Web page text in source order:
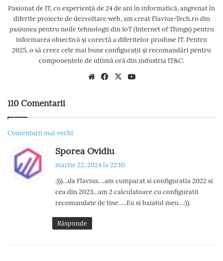
Pasionat de IT, cu experiență de 24 de ani în informatică, angrenat în
diferite proiecte de dezvoltare web, am creat Flavius-Tech.ro din
pasiunea pentru noile tehnologii din IoT (Internet of Things) pentru
informarea obiectivă și corectă a diferitelor produse IT. Pentru
2025, o să creez cele mai bune configurații și recomandări pentru
componentele de ultimă oră din industria IT&C.
We
Fac
X
110 Comentarii
N
a
v
r
Comentarii mai vechi
Sporea Ovidiu
n
e
:
martie 22, 2024 la 22:10
:)))…da Flavius….am cumparat si configuratia 2022 si
cea din 2023…am 2 calculatoare cu configuratii
recomandate de tine…..Eu si baiatul meu…:)).
Răspunde